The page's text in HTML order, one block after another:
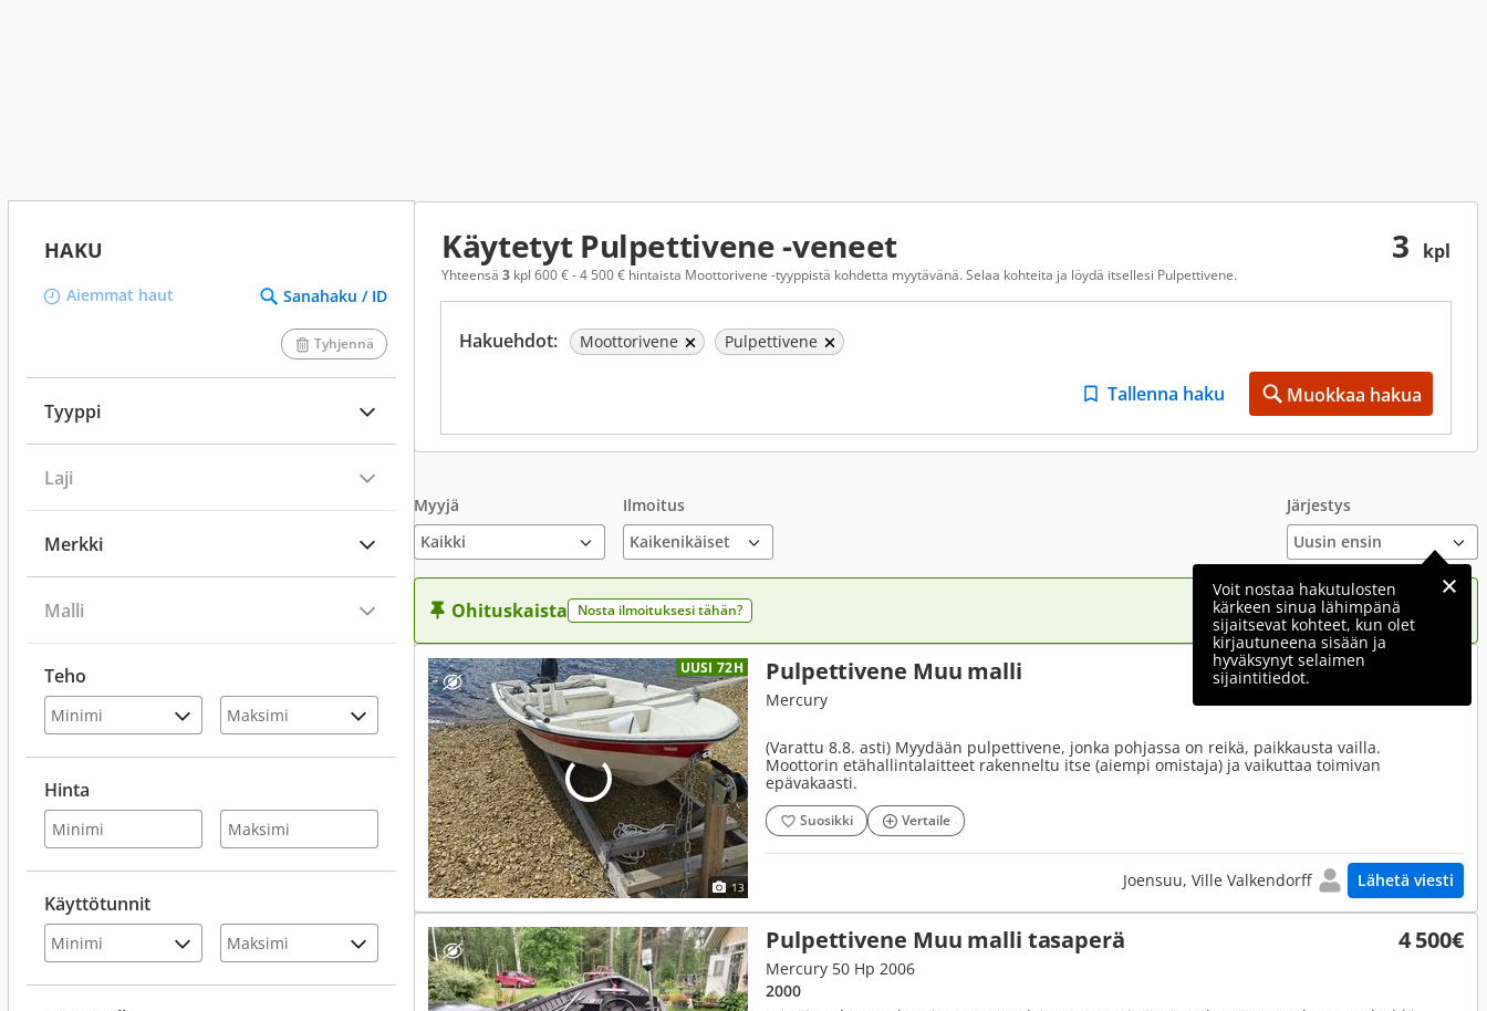
HAKU
Aiemmat haut Sanahaku / ID
Tyhjennä
Tyyppi
Laji
Merkki
Malli
Teho
Hinta
Käyttötunnit
3 kpl
Käytetyt Pulpettivene -veneet
Yhteensä 3 kpl 600 € - 4 500 € hintaista Moottorivene -tyyppistä kohdetta myytävänä. Selaa kohteita ja löydä itsellesi Pulpettivene.
Hakuehdot: Moottorivene Pulpettivene
Tallenna haku Muokkaa hakua
Myyjä Ilmoitus Järjestys
Voit nostaa hakutulosten
kärkeen sinua lähimpänä
sijaitsevat kohteet, kun olet
kirjautuneena sisään ja
hyväksynyt selaimen
sijaintitiedot.
Ohituskaista Nosta ilmoituksesi tähän?
UUSI 72H
13
Pulpettivene Muu malli
Mercury
(Varattu 8.8. asti) Myydään pulpettivene, jonka pohjassa on reikä, paikkausta vailla.
Moottorin etähallintalaitteet rakenneltu itse (aiempi omistaja) ja vaikuttaa toimivan
epävakaasti.
Suosikki Vertaile
Joensuu, Ville Valkendorff Lähetä viesti
Pulpettivene Muu malli tasaperä 4 500€
Mercury 50 Hp 2006
2000